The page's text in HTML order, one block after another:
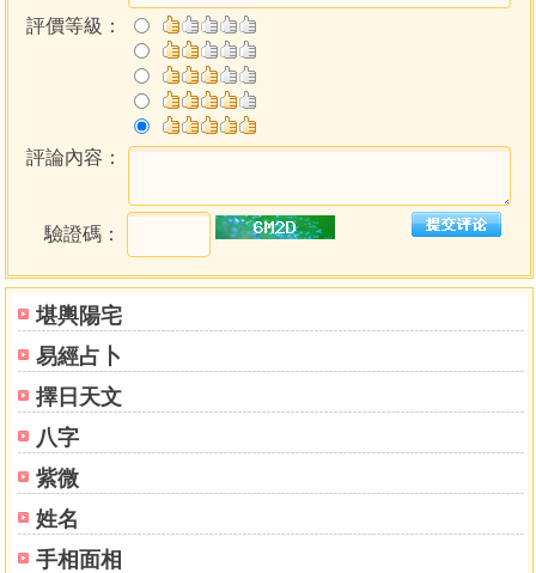
堪輿陽宅
易經占卜
擇日天文
八字
紫微
姓名
手相面相
十二、雜論－多情風流
十三、呻吟煞
十四、十惡大敗
十五、論陰差陽錯
十六、雜論婚姻
十七、論結婚運
前言
「婚姻是家庭的基礎，家庭是社會的源頭，而社會則是
國家的根本。」所以，有幸福美滿的婚姻，才會有健全溫馨
的家庭，也才有祥和守法的社會，才會締造出進步團結的國
家。
孔子的禮運大同篇說：「男有分，女有歸。」正說明了
婚姻在家庭、社會、國家的整體環節中，扮演了不可或缺的
角色。而我們要如何才能擁有幸福美滿的婚姻生活呢？….
序文
人的一生，從出生直到死亡，有的人長，有的人短，其
評價等級：
評論內容：
驗證碼：